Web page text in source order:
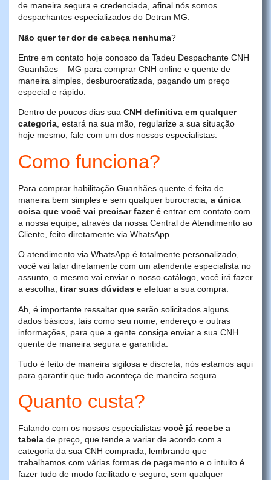
de maneira segura e credenciada, afinal nós somos
despachantes especializados do Detran MG.
Não quer ter dor de cabeça nenhuma?
Entre em contato hoje conosco da Tadeu Despachante CNH
Guanhães – MG para comprar CNH online e quente de
maneira simples, desburocratizada, pagando um preço
especial e rápido.
Dentro de poucos dias sua CNH definitiva em qualquer
categoria, estará na sua mão, regularize a sua situação
hoje mesmo, fale com um dos nossos especialistas.
Como funciona?
Para comprar habilitação Guanhães quente é feita de
maneira bem simples e sem qualquer burocracia, a única
coisa que você vai precisar fazer é entrar em contato com
a nossa equipe, através da nossa Central de Atendimento ao
Cliente, feito diretamente via WhatsApp.
O atendimento via WhatsApp é totalmente personalizado,
você vai falar diretamente com um atendente especialista no
assunto, o mesmo vai enviar o nosso catálogo, você irá fazer
a escolha, tirar suas dúvidas e efetuar a sua compra.
Ah, é importante ressaltar que serão solicitados alguns
dados básicos, tais como seu nome, endereço e outras
informações, para que a gente consiga enviar a sua CNH
quente de maneira segura e garantida.
Tudo é feito de maneira sigilosa e discreta, nós estamos aqui
para garantir que tudo aconteça de maneira segura.
Quanto custa?
Falando com os nossos especialistas você já recebe a
tabela de preço, que tende a variar de acordo com a
categoria da sua CNH comprada, lembrando que
trabalhamos com várias formas de pagamento e o intuito é
fazer tudo de modo facilitado e seguro, sem qualquer